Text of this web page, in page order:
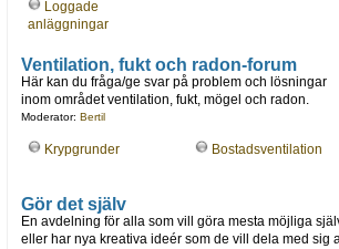
Loggade
anläggningar
Ventilation, fukt och radon-forum
Här kan du fråga/ge svar på problem och lösningar
inom området ventilation, fukt, mögel och radon.
Moderator: Bertil
Krypgrunder Bostadsventilation
Gör det själv
En avdelning för alla som vill göra mesta möjliga
eller har nya kreativa ideér som de vill dela med sig